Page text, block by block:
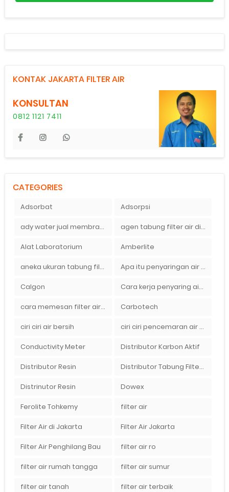
KONTAK JAKARTA FILTER AIR
KONSULTAN
0812 1121 7411
CATEGORIES
Adsorbat Adsorpsi
ady water jual membran ro 2000 gpd harganya sangat murah agen tabung filter air di bandung
Alat Laboratorium Amberlite
aneka ukuran tabung filter air Apa itu penyaringan air secara umum
Calgon Cara kerja penyaring air Ady Water dengan tabung FRP berisikan lapisan media filter air
cara memesan filter air Ady Wate Carbotech
ciri ciri air bersih ciri ciri pencemaran air sumur bor di rumah
Conductivity Meter Distributor Karbon Aktif
Distributor Resin Distributor Tabung Filter Air FRP1054 di Bandung
Distrinutor Resin Dowex
Ferolite Tohkemy filter air
Filter Air di Jakarta Filter Air Jakarta
Filter Air Penghilang Bau filter air ro
filter air rumah tangga filter air sumur
filter air tanah filter air terbaik